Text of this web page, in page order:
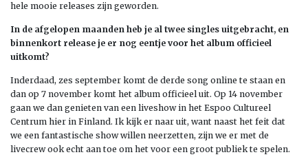
hele mooie releases zijn geworden.
In de afgelopen maanden heb je al twee singles uitgebracht, en
binnenkort release je er nog eentje voor het album officieel
uitkomt?
Inderdaad, zes september komt de derde song online te staan en
dan op 7 november komt het album officieel uit. Op 14 november
gaan we dan genieten van een liveshow in het Espoo Cultureel
Centrum hier in Finland. Ik kijk er naar uit, want naast het feit dat
we een fantastische show willen neerzetten, zijn we er met de
livecrew ook echt aan toe om het voor een groot publiek te spelen.